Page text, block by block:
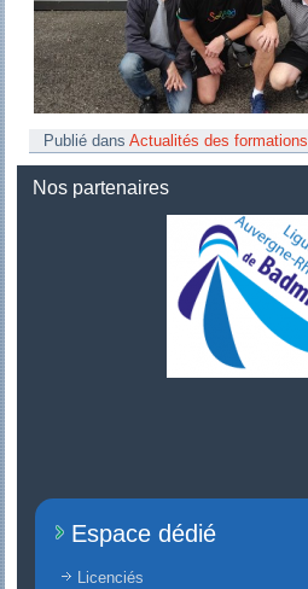
Publié dans Actualités des formations
Nos partenaires
Espace dédié
Licenciés